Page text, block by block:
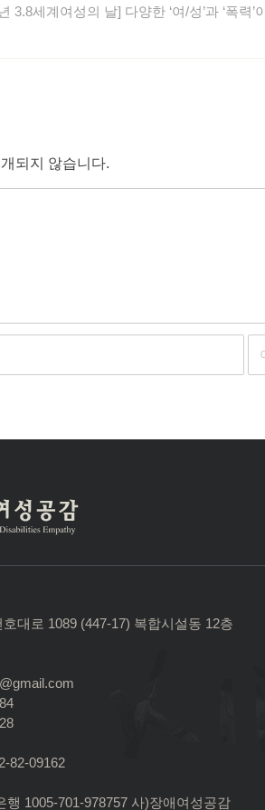
3.8세계여성의 날] 다양한 ‘여/성’과 ‘폭력’
되지 않습니다.
대로 1089 (447-17) 복합시설동 12층
82-09162
행 1005-701-978757 사)장애여성공감